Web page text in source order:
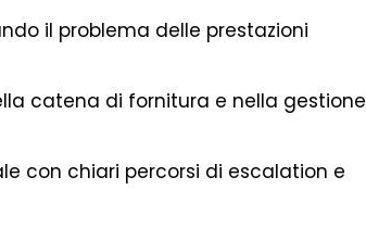
il problema delle prestazioni
catena di fornitura e nella gestione
con chiari percorsi di escalation e